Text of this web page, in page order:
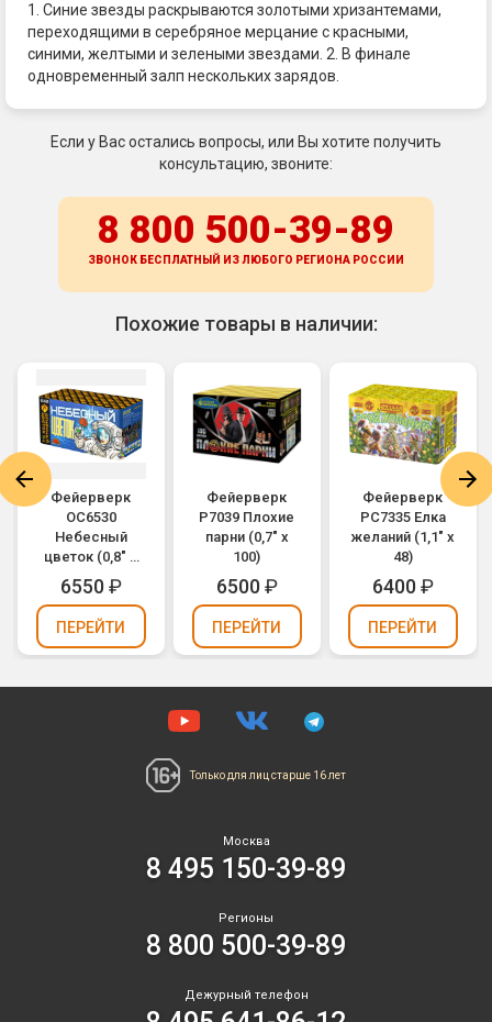
1. Синие звезды раскрываются золотыми хризантемами,
переходящими в серебряное мерцание с красными,
синими, желтыми и зелеными звездами. 2. В финале
одновременный залп нескольких зарядов.
Если у Вас остались вопросы, или Вы хотите получить
консультацию, звоните:
8 800 500-39-89
ЗВОНОК БЕСПЛАТНЫЙ ИЗ ЛЮБОГО РЕГИОНА РОССИИ
Похожие товары в наличии:
Фейерверк
ОС6530
Небесный
цветок (0,8" х
64)
6550₽
ПЕРЕЙТИ
Фейерверк
Р7039 Плохие
парни (0,7" х
100)
6500₽
ПЕРЕЙТИ
Фейерверк
РС7335 Елка
желаний (1,1" х
48)
6400₽
ПЕРЕЙТИ
Только для лицстарше 16 лет
Москва
8 495 150-39-89
Регионы
8 800 500-39-89
Дежурный телефон